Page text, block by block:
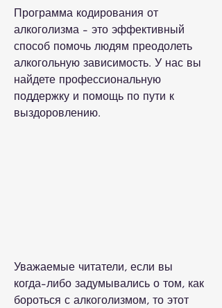
Программа кодирования от
алкоголизма - это эффективный
способ помочь людям преодолеть
алкогольную зависимость. У нас вы
найдете профессиональную
поддержку и помощь по пути к
выздоровлению.
Уважаемые читатели, если вы
когда-либо задумывались о том, как
бороться с алкоголизмом, то этот